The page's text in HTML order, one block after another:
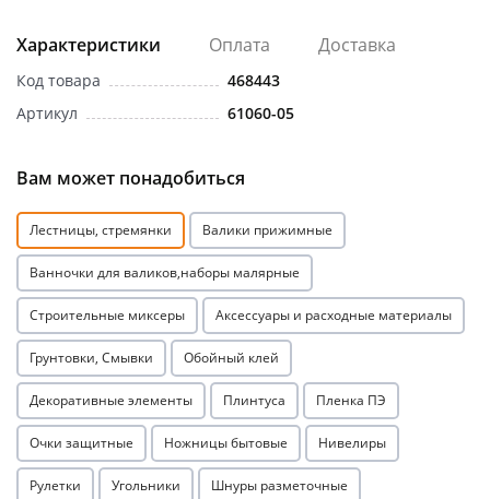
Характеристики Оплата Доставка
Код товара
468443
Артикул
61060-05
Вам может понадобиться
Лестницы, стремянки Валики прижимные
Ванночки для валиков,наборы малярные
Строительные миксеры Аксессуары и расходные материалы
Грунтовки, Смывки Обойный клей
Декоративные элементы Плинтуса Пленка ПЭ
Очки защитные Ножницы бытовые Нивелиры
Рулетки Угольники Шнуры разметочные